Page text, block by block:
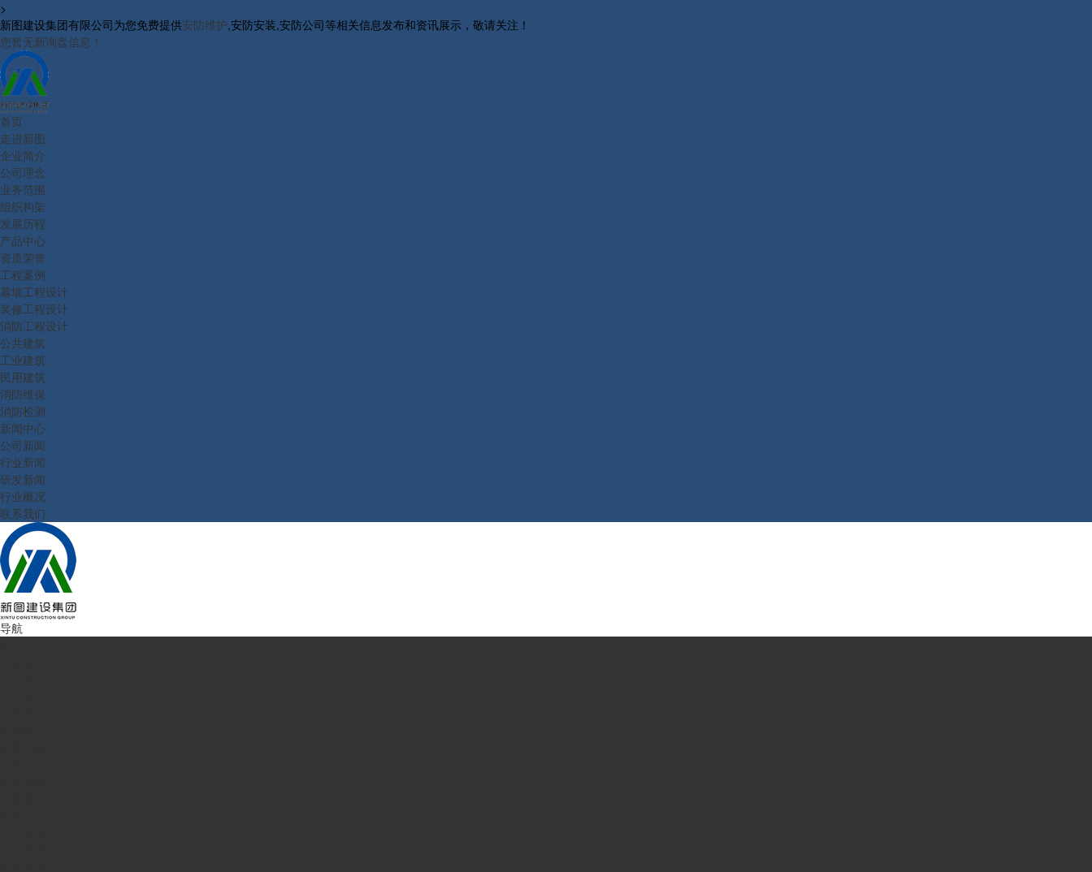
>
新图建设集团有限公司为您免费提供安防维护,安防安装,安防公司等相关信息发布和资讯展示，敬请关注！
您暂无新询盘信息！
首页
走进新图
企业简介
公司理念
业务范围
组织构架
发展历程
产品中心
资质荣誉
工程案例
幕墙工程设计
装修工程设计
消防工程设计
公共建筑
工业建筑
民用建筑
消防维保
消防检测
新闻中心
公司新闻
行业新闻
研发新闻
行业概况
联系我们
导航